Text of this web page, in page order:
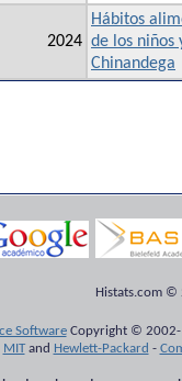
2024
Hábitos
de los niños
Chinandega
Histats.com ©
SoftwareCopyright © 2002-
MITand Hewlett-Packard -